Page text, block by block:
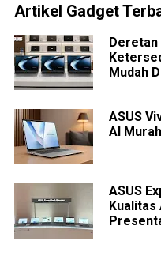
Artikel Gadget
Deretan
Mudah
ASUS
AI
ASUS
Kualitas